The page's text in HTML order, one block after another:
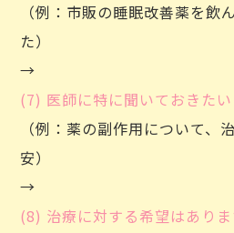
（例：市販の睡眠改善薬を飲
た）
→
(7) 医師に特に聞いておきた
（例：薬の副作用について、
安）
→
(8) 治療に対する希望はありま